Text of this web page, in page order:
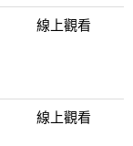
線上觀看
線上觀看